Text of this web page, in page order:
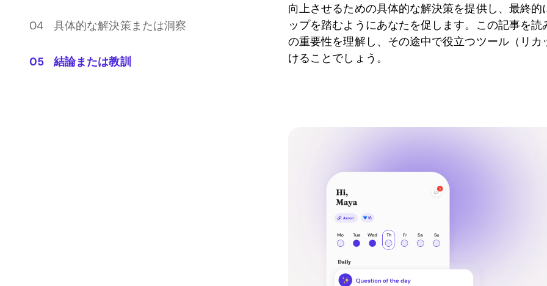
具体的な解決策または洞察
結論または教訓
向上させるための具体的な解決策を提供し、最終
ップを踏むようにあなたを促します。この記事を
の重要性を理解し、その途中で役立つツール（リ
けることでしょう。